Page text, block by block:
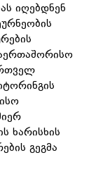
იღებდნენ
ხარისხის
გეგმა